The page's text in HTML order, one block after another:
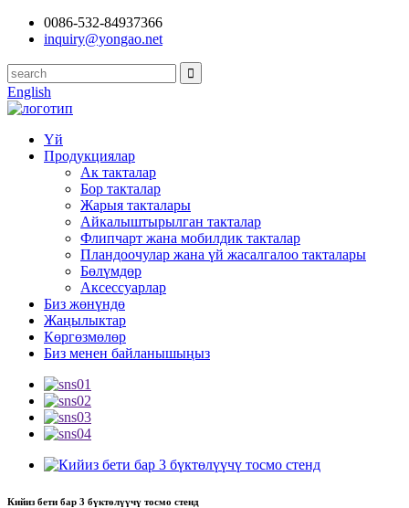
0086-532-84937366
inquiry@yongao.net
English
Үй
Продукциялар
Ак такталар
Бор такталар
Жарыя такталары
Айкалыштырылган такталар
Флипчарт жана мобилдик такталар
Пландоочулар жана үй жасалгалоо такталары
Бөлүмдөр
Аксессуарлар
Биз жөнүндө
Жаңылыктар
Көргөзмөлөр
Биз менен байланышыңыз
Кийиз бети бар 3 бүктөлүүчү тосмо стенд